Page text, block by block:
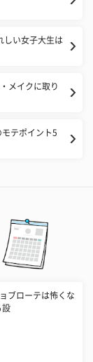
しい女子大生は
メイクに取り
テポイント5
ブローテは怖くな
設